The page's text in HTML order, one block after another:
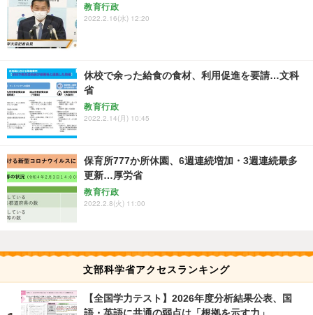
教育行政
2022.2.16(水) 12:20
休校で余った給食の食材、利用促進を要請…文科
省
教育行政
2022.2.14(月) 10:45
保育所777か所休園、6週連続増加・3週連続最多
更新…厚労省
教育行政
2022.2.8(火) 11:00
文部科学省アクセスランキング
【全国学力テスト】2026年度分析結果公表、国
語・英語に共通の弱点は「根拠を示す力」